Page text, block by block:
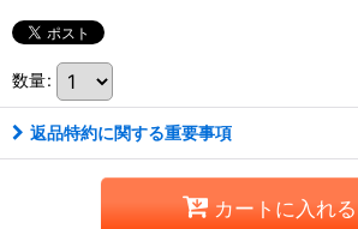
数量:
返品特約に関する重要事項
カートに入れる